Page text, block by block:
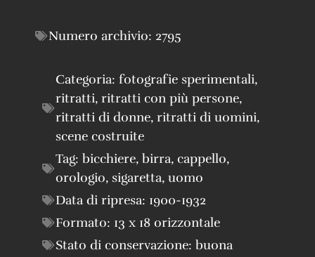
Numero archivio: 2795
Categoria: fotografie sperimentali,
ritratti, ritratti con più persone,
ritratti di donne, ritratti di uomini,
scene costruite
Tag: bicchiere, birra, cappello,
orologio, sigaretta, uomo
Data di ripresa: 1900-1932
Formato: 13 x 18 orizzontale
Stato di conservazione: buona